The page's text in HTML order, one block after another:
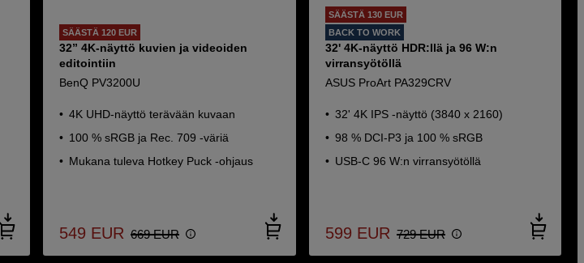
SÄÄSTÄ 120 EUR
32” 4K-näyttö kuvien ja videoiden
editointiin
BenQ PV3200U
4K UHD-näyttö terävään kuvaan
100 % sRGB ja Rec. 709 -väriä
Mukana tuleva Hotkey Puck -ohjaus
549 EUR 669 EUR
SÄÄSTÄ 130 EUR
BACK TO WORK
32' 4K-näyttö HDR:llä ja 96 W:n
virransyötöllä
ASUS ProArt PA329CRV
32' 4K IPS -näyttö (3840 x 2160)
98 % DCI-P3 ja 100 % sRGB
USB-C 96 W:n virransyötöllä
599 EUR 729 EUR